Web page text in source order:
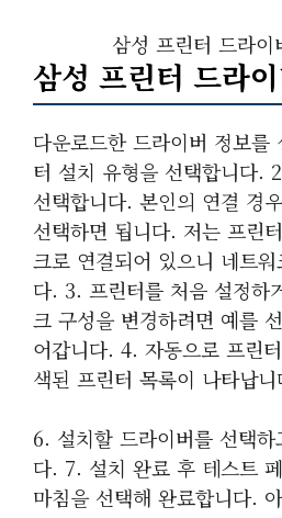
삼성 프린터 드라이
삼성 프린터 드라
다운로드한 드라이버 정보를
터 설치 유형을 선택합니다.
선택합니다. 본인의 연결 경
선택하면 됩니다. 저는 프린
크로 연결되어 있으니 네트
다. 3. 프린터를 처음 설정하
크 구성을 변경하려면 예를
어갑니다. 4. 자동으로 프린
색된 프린터 목록이 나타납니
6. 설치할 드라이버를 선택
다. 7. 설치 완료 후 테스트
마침을 선택해 완료합니다.